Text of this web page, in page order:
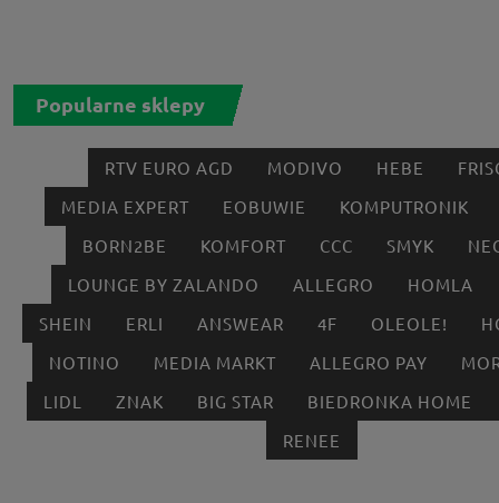
Popularne sklepy
RTV EURO AGD MODIVO HEBE
MEDIA EXPERT
EOBUWIE
KOMPUTRONIK
BORN2BE
KOMFORT CCC SMYK
LOUNGE BY ZALANDO
ALLEGRO
HOMLA
SHEIN
ERLI ANSWEAR 4F OLEOLE!
NOTINO
MEDIA MARKT ALLEGRO PAY
LIDL
ZNAK BIG STAR
BIEDRONKA HOME
RENEE